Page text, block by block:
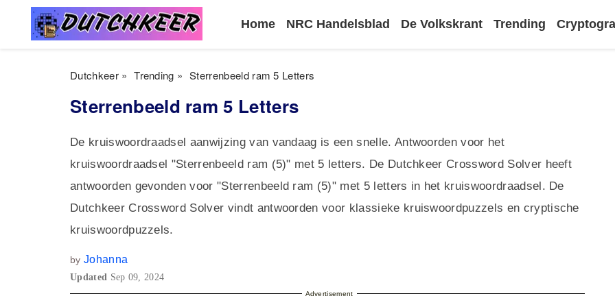
Home NRC Handelsblad De Volkskrant Trending
Dutchkeer» Trending » Sterrenbeeld ram 5 Letters
Sterrenbeeld ram 5 Letters
De kruiswoordraadsel aanwijzing van vandaag is een snelle. Antwoorden voor het
kruiswoordraadsel "Sterrenbeeld ram (5)" met 5 letters. De Dutchkeer Crossword Solver heeft
antwoorden gevonden voor "Sterrenbeeld ram (5)" met 5 letters in het kruiswoordraadsel. De
Dutchkeer Crossword Solver vindt antwoorden voor klassieke kruiswoordpuzzels en cryptische
kruiswoordpuzzels.
by Johanna
Updated Sep 09, 2024
Advertisement